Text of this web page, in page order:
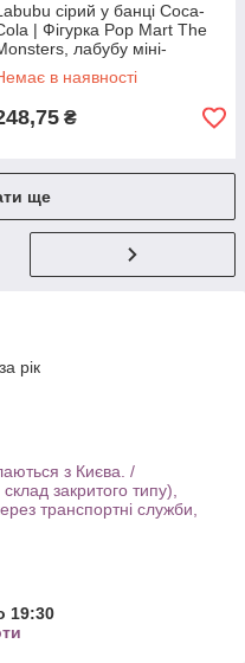
сірий у банці Coca-
| Фігурка Pop Mart The
лабубу міні-
у стилі кавай
в наявності
₴
ще
рік
з Києва. /
закритого типу),
транспортні служби,
19:30